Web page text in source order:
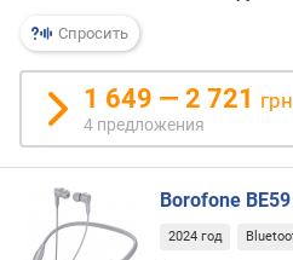
д
е
й
с
т
в
я
(
м
Спросить
1 649 — 2 721
4 предложения
Borofone
2024 год